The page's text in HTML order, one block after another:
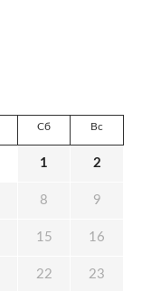
Сб Вс
1 2
8 9
15 16
22 23